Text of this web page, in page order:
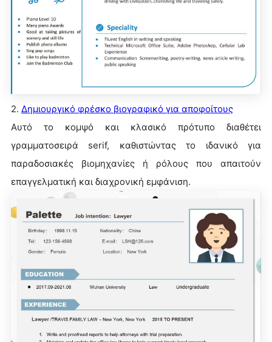
2. Δημιουργικό φρέσκο βιογραφικό για αποφοίτους
Αυτό το κομψό και κλασικό πρότυπο διαθέτει
γραμματοσειρά serif, καθιστώντας το ιδανικό για
παραδοσιακές βιομηχανίες ή ρόλους που απαιτούν
επαγγελματική και διαχρονική εμφάνιση.